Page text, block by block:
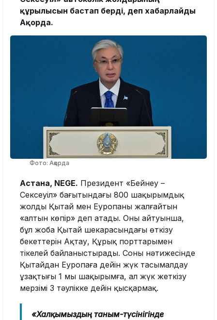
құрылысын бастап берді, деп хабарлайды
Ақорда.
Фото: Ақорда
Астана, NEGE. Президент «Бейнеу –
Сексеуіл» бағытындағы 800 шақырымдық
жолды Қытай мен Еуропаны жалғайтын
«алтын көпір» деп атады. Оның айтуынша,
бұл жоба Қытай шекарасындағы өткізу
бекеттерін Ақтау, Құрық порттарымен
тікелей байланыстырады. Соның нәтижесінде
Қытайдан Еуропаға дейін жүк тасымалдау
ұзақтығы 1 мың шақырымға, ал жүк жеткізу
мерзімі 3 тәулікке дейін қысқармақ.
«Халқымыздың таным-түсінігінде